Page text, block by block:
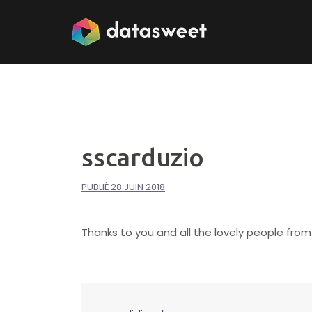
sscarduzio
PUBLIÉ28 JUIN 2018
Thanks to you and all the lovely people